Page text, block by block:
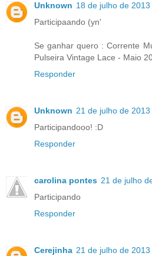
Unknown 18 de julho de
Participaando (yn'
Se ganhar quero : Corrente
Pulseira Vintage Lace - Maio
Responder
Unknown 21 de julho de 2013
Participandooo! :D
Responder
carolina pontes 21 de julho
Participando
Responder
Cerejinha 21 de julho de 2013